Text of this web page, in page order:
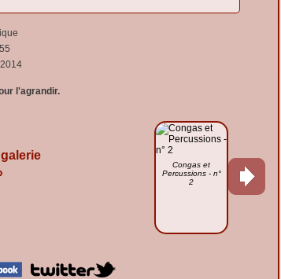
l'agrandir.
Congas et
Percussions - n°
2